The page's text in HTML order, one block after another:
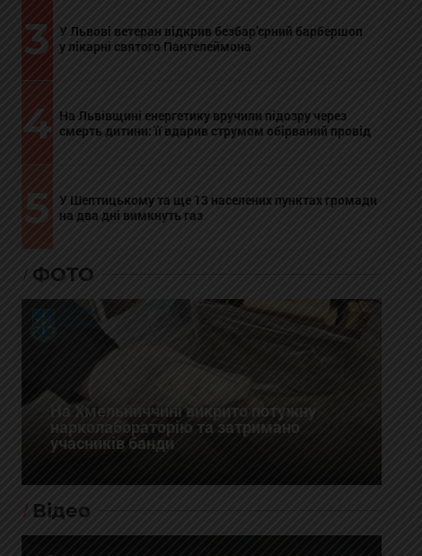
3
У Львові ветеран відкрив безбар’єрний барбершоп
у лікарні святого Пантелеймона
4 На Львівщині енергетику вручили підозру через
смерть дитини: її вдарив струмом обірваний провід
5
У Шептицькому та ще 13 населених пунктах громади
на два дні вимкнуть газ
ФОТО
На Хмельниччині викрито потужну
нарколабораторію та затримано
учасників банди
Відео